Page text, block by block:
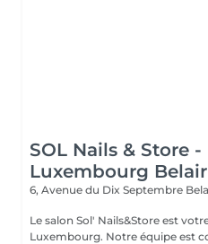
SOL Nails & Store -
Luxembourg Belair
6, Avenue du Dix Septembre
Le salon Sol' Nails&Store est
Luxembourg. Notre équipe est composée de PROspécialistes